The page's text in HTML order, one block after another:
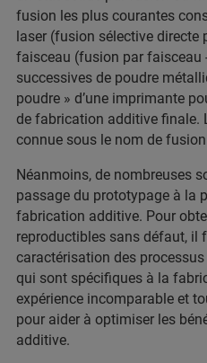
fusion les plus courantes
laser (fusion sélective directe
faisceau (fusion par faisceau
successives de poudre
poudre » d’une imprimante
de fabrication additive finale.
connue sous le nom de
Néanmoins, de nombreuses
passage du prototypage à la
fabrication additive. Pour
reproductibles sans défaut, il
caractérisation des
qui sont spécifiques à la
expérience incomparable et
pour aider à optimiser les
additive.